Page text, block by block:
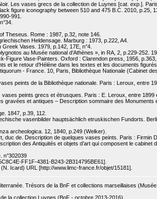
Les vases grecs de la collection de Luynes [cat. exp.].
figure iconography between 510 and 475 B.C. 2010, p.25,
991.
Theseus. Rome : 1987, p.32, note 146.
Heldensage. Marburg : 1973, p.222, A4.
Vases. 1979, p.142, 17E, n°4.
au Musée national d’Athènes », in RA, 2, p.229-252.
Figure Vase-Painters. Oxford : Clarendon press, 1956, p.363,
et le retour d’Hélène dans les textes et les documents
- France. 10, Paris, Bibliothèque Nationale (Cabinet
peints de la Bibliothèque nationale. Paris : Leroux, entre
peints grecs et étrusques. Paris : E. Leroux, entre 1899
gravées et antiques – Description sommaire des Monuments
1847, p.39, 112.
vasenbilder hauptsächlich etruskischen Fundorts.
archeologica. 12, 1840, p.249 (Welker).
duc de. Description de quelques vases peints. Paris : Firmin
des Antiquités et objets d’art qui composent le cabinet
n°302039
FF1F-4381-B243-2B314795BE61].
Icard) URL [http://www.limc-france.fr/objet/15181].
Trésors de la BnF et collections marseillaises
la collection Luynes (BnF - octobre 2013-2016)